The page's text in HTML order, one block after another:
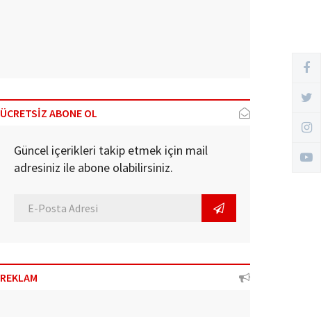
ÜCRETSİZ ABONE OL
Güncel içerikleri takip etmek için mail
adresiniz ile abone olabilirsiniz.
REKLAM